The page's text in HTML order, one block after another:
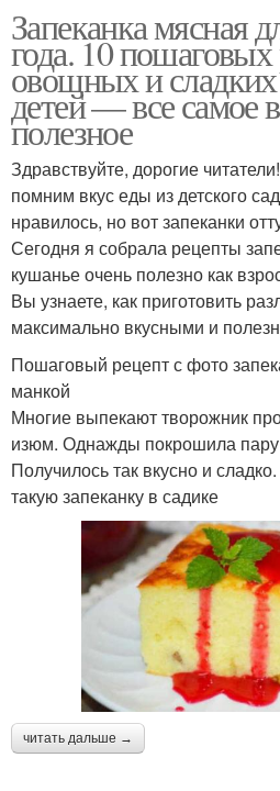
Запеканка мясная
года. 10 пошаговых
овощных и сладких
детей — все самое
полезное
Здравствуйте, дорогие
помним вкус еды из детского
нравилось, но вот запеканки
Сегодня я собрала рецепты
кушанье очень полезно как
Вы узнаете, как приготовить
максимально вкусными и
Пошаговый рецепт с фото
манкой
Многие выпекают творожник
изюм. Однажды покрошила пару
Получилось так вкусно и
такую запеканку в садике
читать дальше →